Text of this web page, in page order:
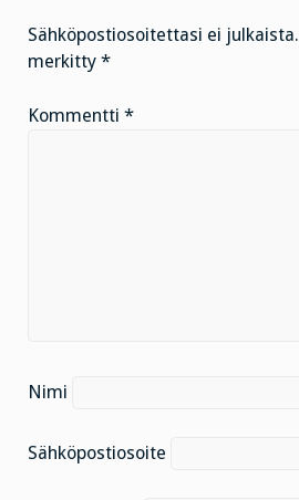
Sähköpostiosoitettasi ei julkaista.
merkitty *
Kommentti *
Nimi
Sähköpostiosoite